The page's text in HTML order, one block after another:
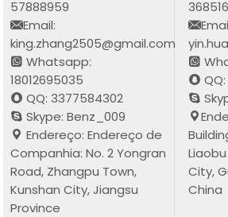
57888959
Email:
king.zhang2505@gmail.com
Whatsapp:
18012695035
QQ: 3377584302
Skype: Benz_009
Endereço: Endereço de
Companhia: No. 2 Yongran
Road, Zhangpu Town,
Kunshan City, Jiangsu
Province
City,
China